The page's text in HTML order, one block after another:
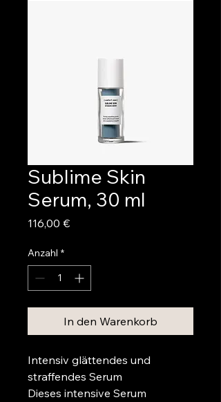
Sublime Skin
Serum, 30 ml
116,00 €Preis
Anzahl *
In den Warenkorb
Intensiv glättendes und
straffendes Serum
Dieses intensive Serum